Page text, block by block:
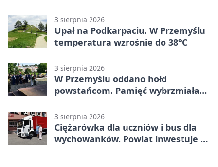
3 sierpnia 2026
Upał na Podkarpaciu. W Przemyślu
temperatura wzrośnie do 38°C
3 sierpnia 2026
W Przemyślu oddano hołd
powstańcom. Pamięć wybrzmiała
3 sierpnia 2026
Ciężarówka dla uczniów i bus dla
wychowanków. Powiat inwestuje w